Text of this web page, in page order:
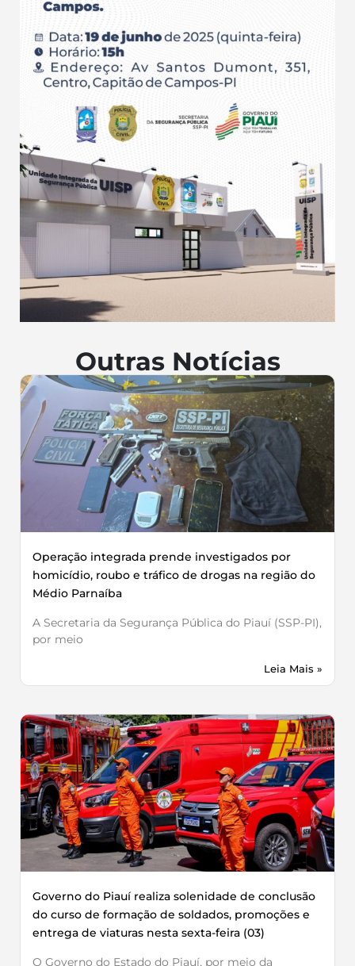
Outras Notícias
Operação integrada prende investigados por
homicídio, roubo e tráfico de drogas na região do
Médio Parnaíba
A Secretaria da Segurança Pública do Piauí (SSP-PI),
por meio
Leia Mais »
Governo do Piauí realiza solenidade de conclusão
do curso de formação de soldados, promoções e
entrega de viaturas nesta sexta-feira (03)
O Governo do Estado do Piauí, por meio da